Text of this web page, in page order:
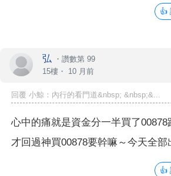
👍
弘 ・ 讚數第 99
15樓・ 10 月前
回覆 小鯨：內行的看門道&nbsp; &nbsp;&...
心中的痛就是資金分一半買了00878
才回過神買00878要幹嘛～今天全部
👍